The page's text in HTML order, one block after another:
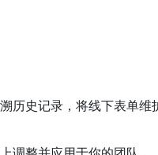
历史记录，将线下表单维